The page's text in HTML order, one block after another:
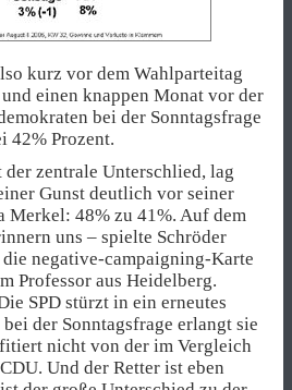
kurz vor dem Wahlparteitag
einen knappen Monat vor der
bei der Sonntagsfrage
42% Prozent.
zentrale Unterschlied, lag
Gunst deutlich vor seiner
Merkel: 48% zu 41%. Auf dem
uns – spielte Schröder
negative-campaigning-Karte
Professor aus Heidelberg.
SPD stürzt in ein erneutes
der Sonntagsfrage erlangt sie
nicht von der im Vergleich
Und der Retter ist eben